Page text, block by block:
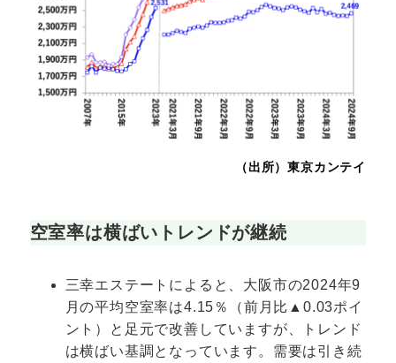
（出所）東京カンテイ
空室率は横ばいトレンドが継続
三幸エステートによると、大阪市の2024年9
月の平均空室率は4.15％（前月比▲0.03ポイ
ント）と足元で改善していますが、トレンド
は横ばい基調となっています。需要は引き続